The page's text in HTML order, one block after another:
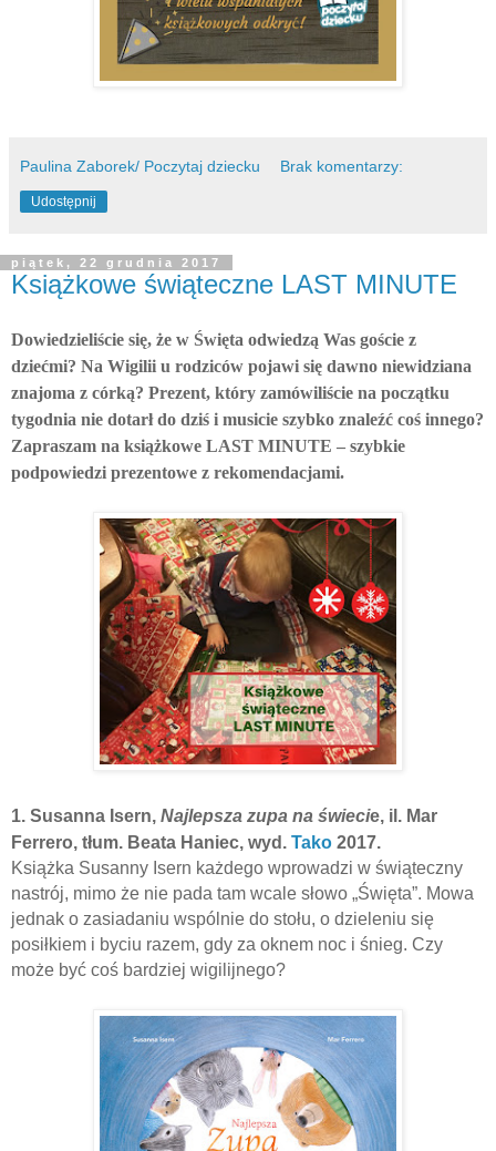
Paulina Zaborek/ Poczytaj dziecku Brak komentarzy:
Udostępnij
piątek, 22 grudnia 2017
Książkowe świąteczne LAST MINUTE
Dowiedzieliście się, że w Święta odwiedzą Was goście z
dziećmi? Na Wigilii u rodziców pojawi się dawno niewidziana
znajoma z córką? Prezent, który zamówiliście na początku
tygodnia nie dotarł do dziś i musicie szybko znaleźć coś innego?
Zapraszam na książkowe LAST MINUTE – szybkie
podpowiedzi prezentowe z rekomendacjami.
1. Susanna Isern, Najlepsza zupa na świecie, il. Mar
Ferrero, tłum. Beata Haniec, wyd. Tako 2017.
Książka Susanny Isern każdego wprowadzi w świąteczny
nastrój, mimo że nie pada tam wcale słowo „Święta”. Mowa
jednak o zasiadaniu wspólnie do stołu, o dzieleniu się
posiłkiem i byciu razem, gdy za oknem noc i śnieg. Czy
może być coś bardziej wigilijnego?